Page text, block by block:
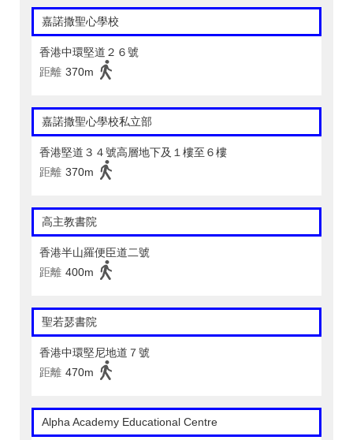
嘉諾撒聖心學校
香港中環堅道２６號
距離 370m
嘉諾撒聖心學校私立部
香港堅道３４號高層地下及１樓至６樓
距離 370m
高主教書院
香港半山羅便臣道二號
距離 400m
聖若瑟書院
香港中環堅尼地道７號
距離 470m
Alpha Academy Educational Centre